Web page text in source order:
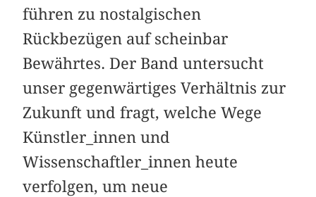
führen zu nostalgischen
Rückbezügen auf scheinbar
Bewährtes. Der Band untersucht
unser gegenwärtiges Verhältnis zur
Zukunft und fragt, welche Wege
Künstler_innen und
Wissenschaftler_innen heute
verfolgen, um neue